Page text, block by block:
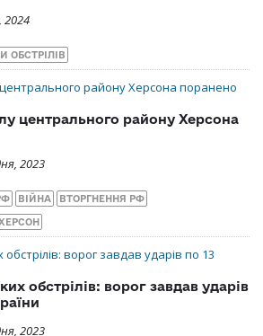
2024
ОБСТРІЛІВ
центрального району Херсона
2023
ВІЙНА ВТОРГНЕННЯ РФ
обстрілів: ворог завдав ударів
2023